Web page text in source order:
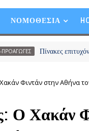
ΝΟΜΟΘΕΣΙΑ
Πίνακες επιτυχόντων και
Φιντάν στην Αθήνα
Ο Χακάν